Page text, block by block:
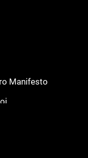
Manifesto